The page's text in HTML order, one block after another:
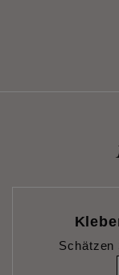
Schätzen